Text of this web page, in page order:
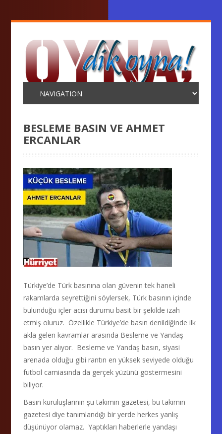
BESLEME BASIN VE AHMET
ERCANLAR
Türkiye’de Türk basınına olan güvenin tek haneli
rakamlarda seyrettiğini söylersek, Türk basının içinde
bulunduğu içler acısı durumu basit bir şekilde izah
etmiş oluruz. Özellikle Türkiye’de basın denildiğinde ilk
akla gelen kavramlar arasında Besleme ve Yandaş
basın yer alıyor. Besleme ve Yandaş basın, siyasi
arenada olduğu gibi rantın en yüksek seviyede olduğu
futbol camiasında da gerçek yüzünü göstermesini
biliyor.
Basın kuruluşlarının şu takımın gazetesi, bu takımın
gazetesi diye tanımlandığı bir yerde herkes yanlış
düşünüyor olamaz. Yaptıkları haberlerle yandaşı